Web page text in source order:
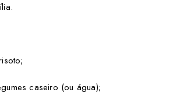
caseiro (ou água);